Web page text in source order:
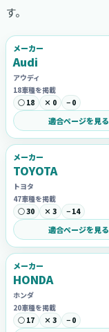
す。
メーカー
Audi
アウディ
18車種を掲載
○ 18
× 0 − 0
適合ページを見る
メーカー
TOYOTA
トヨタ
47車種を掲載
○ 30
× 3 − 14
適合ページを見る
メーカー
HONDA
ホンダ
20車種を掲載
○ 17
× 3 − 0